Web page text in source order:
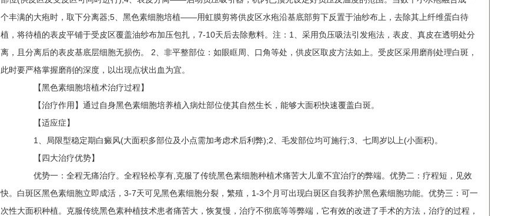
个丰满的大疱时，取下分离器;5、黑色素细胞培植——用虹膜剪将供皮区水疱沿基底部剪下反置于油纱布上，去除其上纤维蛋白待
植，将待植的表皮平铺于受皮区覆盖油纱布加压包扎，7-10天后去除敷料。注：1、采用负压吸法引发疱法，表皮、真皮在透明处分
离，且分离后的表皮基底层细胞无损伤。 2、非平整部位：如眼眶周、口角等处，供皮区取皮方法如上。受皮区采用磨削处理白斑，
此时要严格掌握磨削的深度，以出现点状出血为宜。
【黑色素细胞培植术治疗过程】
【治疗作用】通过自身黑色素细胞培养植入病灶部位使其自然生长，能够大面积快速覆盖白斑。
【适应症】
1、局限型稳定期白癜风(大面积多部位及小点需加考虑术后利弊);2、毛发部位均可施行;3、七周岁以上(小面积)。
【四大治疗优势】
优势一：全程无痛治疗。全程轻松享有,克服了传统黑色素细胞种植术痛苦大儿童不宜治疗的弊端。优势二：疗程短，见效
快。白斑区黑色素细胞立即成活，3-7天可见黑色素细胞分裂，繁殖，1-3个月可出现白斑区自我养护黑色素细胞功能。优势三：可一
次性大面积种植。克服传统黑色素种植技术患者痛苦大，恢复慢，治疗不彻底等等弊端，它有效的改进了手术的方法，治疗的过程，